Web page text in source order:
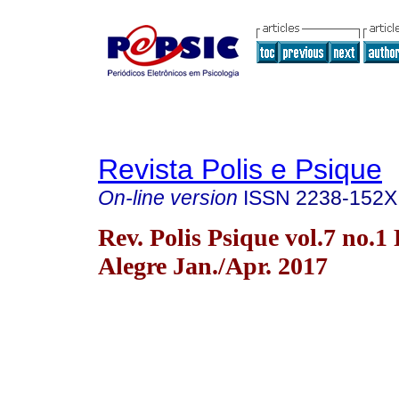
Revista Polis e Psique
On-line version ISSN 2238-152X
Rev. Polis Psique vol.7 no.1
Alegre Jan./Apr. 2017